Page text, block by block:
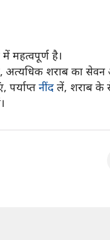
महत्वपूर्ण है।
शराब का
नींद लें, शराब के